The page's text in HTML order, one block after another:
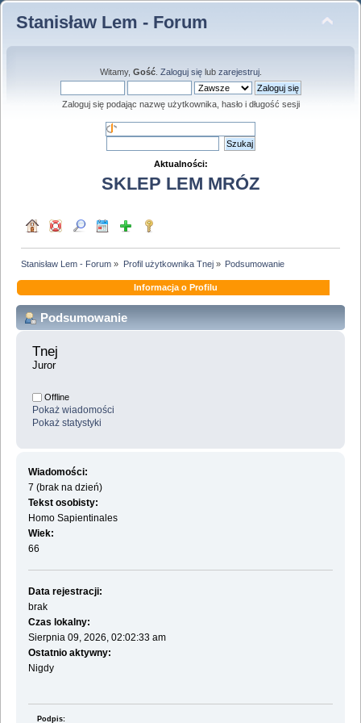
Stanisław Lem - Forum
Witamy, Gość. Zaloguj sięlub zarejestruj.
Zaloguj się podając nazwę użytkownika, hasło i długość sesji
Aktualności:
SKLEP LEM MRÓZ
Stanisław Lem - Forum » Profil użytkownika Tnej» Podsumowanie
Informacja o Profilu
Podsumowanie
Tnej
Juror
Offline
Pokaż wiadomości
Pokaż statystyki
Wiadomości:
7 (brak na dzień)
Tekst osobisty:
Homo Sapientinales
Wiek:
66
Data rejestracji:
brak
Czas lokalny:
Sierpnia 09, 2026, 02:02:33 am
Ostatnio aktywny:
Nigdy
Podpis: